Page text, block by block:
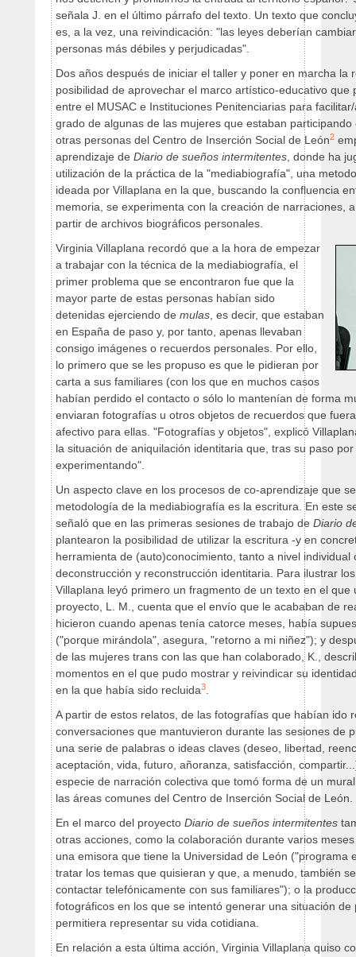
señala J. en el último párrafo del texto. Un texto que
es, a la vez, una reivindicación: "las leyes deberían
personas más débiles y perjudicadas".
Dos años después de iniciar el taller y poner en marcha la
posibilidad de aprovechar el marco artístico-educativo que
entre el MUSAC e Instituciones Penitenciarias para
grado de algunas de las mujeres que estaban
otras personas del Centro de Inserción Social de León2
aprendizaje de Diario de sueños intermitentes , donde ha
utilización de la práctica de la "mediabiografía", una
ideada por Villaplana en la que, buscando la confluencia
memoria, se experimenta con la creación de narraciones,
partir de archivos biográficos personales.
Virginia Villaplana recordó que a la hora de empezar
a trabajar con la técnica de la mediabiografía, el
primer problema que se encontraron fue que la
mayor parte de estas personas habían sido
detenidas ejerciendo de mulas , es decir, que estaban
en España de paso y, por tanto, apenas llevaban
consigo imágenes o recuerdos personales. Por ello,
lo primero que se les propuso es que le pidieran por
carta a sus familiares (con los que en muchos casos
habían perdido el contacto o sólo lo mantenían de forma
enviaran fotografías u otros objetos de recuerdos que
afectivo para ellas. "Fotografías y objetos", explicó
la situación de aniquilación identitaria que, tras su paso
experimentando".
Un aspecto clave en los procesos de co-aprendizaje que
metodología de la mediabiografía es la escritura. En este
señaló que en las primeras sesiones de trabajo de Diario
plantearon la posibilidad de utilizar la escritura -y en
herramienta de (auto)conocimiento, tanto a nivel individual
deconstrucción y reconstrucción identitaria. Para ilustrar
Villaplana leyó primero un fragmento de un texto en el que
proyecto, L. M., cuenta que el envío que le acababan de
hicieron cuando apenas tenía catorce meses, había
("porque mirándola", asegura, "retorno a mi niñez"); y
de las mujeres trans con las que han colaborado, K.,
momentos en el que pudo mostrar y reivindicar su
en la que había sido recluida3
A partir de estos relatos, de las fotografías que habían ido
conversaciones que mantuvieron durante las sesiones de
una serie de palabras o ideas claves (deseo, libertad,
aceptación, vida, futuro, añoranza, satisfacción,
especie de narración colectiva que tomó forma de un
las áreas comunes del Centro de Inserción Social de León.
En el marco del proyecto Diario de sueños intermitentes
otras acciones, como la colaboración durante varios
una emisora que tiene la Universidad de León ("programa
tratar los temas que quisieran y que, a menudo, también
contactar telefónicamente con sus familiares"); o la
fotográficos en los que se intentó generar una situación
permitiera representar su vida cotidiana.
En relación a esta última acción, Virginia Villaplana quiso